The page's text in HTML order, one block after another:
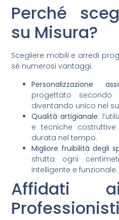
Perché
su Misura?
Scegliere mobili e arredi
sé numerosi vantaggi:
Personalizzazione
progettato
diventando unico nel
Qualità artigianale:
e tecniche
durata nel tempo.
Migliore fruibilità degli
sfrutta ogni
intelligente e funzionale.
Affidati